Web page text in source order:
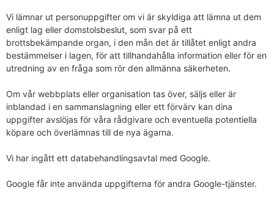
Vi lämnar ut personuppgifter om vi är skyldiga att lämna ut dem
enligt lag eller domstolsbeslut, som svar på ett
brottsbekämpande organ, i den mån det är tillåtet enligt andra
bestämmelser i lagen, för att tillhandahålla information eller för en
utredning av en fråga som rör den allmänna säkerheten.
Om vår webbplats eller organisation tas över, säljs eller är
inblandad i en sammanslagning eller ett förvärv kan dina
uppgifter avslöjas för våra rådgivare och eventuella potentiella
köpare och överlämnas till de nya ägarna.
Vi har ingått ett databehandlingsavtal med Google.
Google får inte använda uppgifterna för andra Google-tjänster.